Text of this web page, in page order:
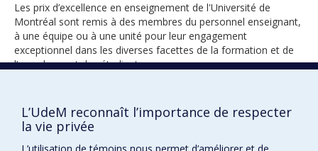
Les prix d’excellence en enseignement de l'Université de
Montréal sont remis à des membres du personnel enseignant,
à une équipe ou à une unité pour leur engagement
exceptionnel dans les diverses facettes de la formation et de
l’encadrement des étudiants.
1996
L’UdeM reconnaît l’importance de respecter
la vie privée
L’utilisation de témoins nous permet d’améliorer et de